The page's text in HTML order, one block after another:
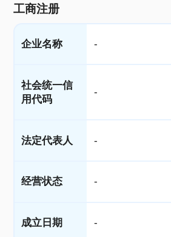
工商注册
企业名称 -
社会统一信
用代码
-
法定代表人 -
经营状态 -
成立日期 -